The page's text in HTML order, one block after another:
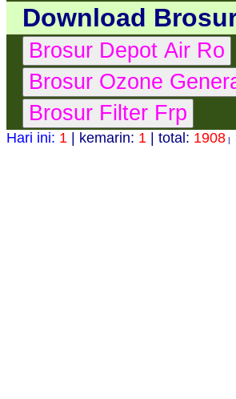
Download
Hari ini: 1 | kemarin: 1 | total: 1908 |